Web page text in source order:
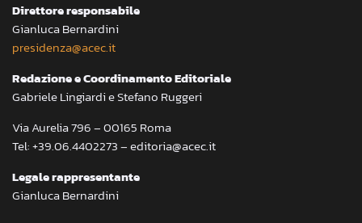
Direttore responsabile
Gianluca Bernardini
presidenza@acec.it
Redazione e Coordinamento Editoriale
Gabriele Lingiardi e Stefano Ruggeri
Via Aurelia 796 – 00165 Roma
Tel: +39.06.4402273 – editoria@acec.it
Legale rappresentante
Gianluca Bernardini